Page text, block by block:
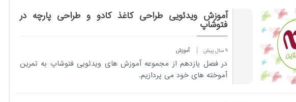
آموزش ویدئویی طراحی کاغذ کادو و طراحی پارچه در
فتوشاپ
9 سال پیش آموزش
در فصل یازدهم از مجموعه آموزش های ویدئویی فتوشاپ به تمرین
آموخته های خود می پردازیم.